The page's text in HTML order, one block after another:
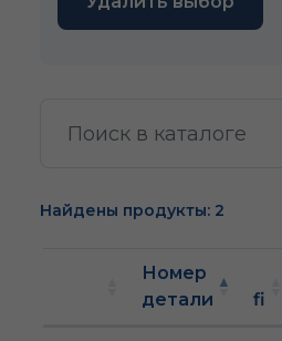
Найдены продукты: 2
Номер
детали
fi